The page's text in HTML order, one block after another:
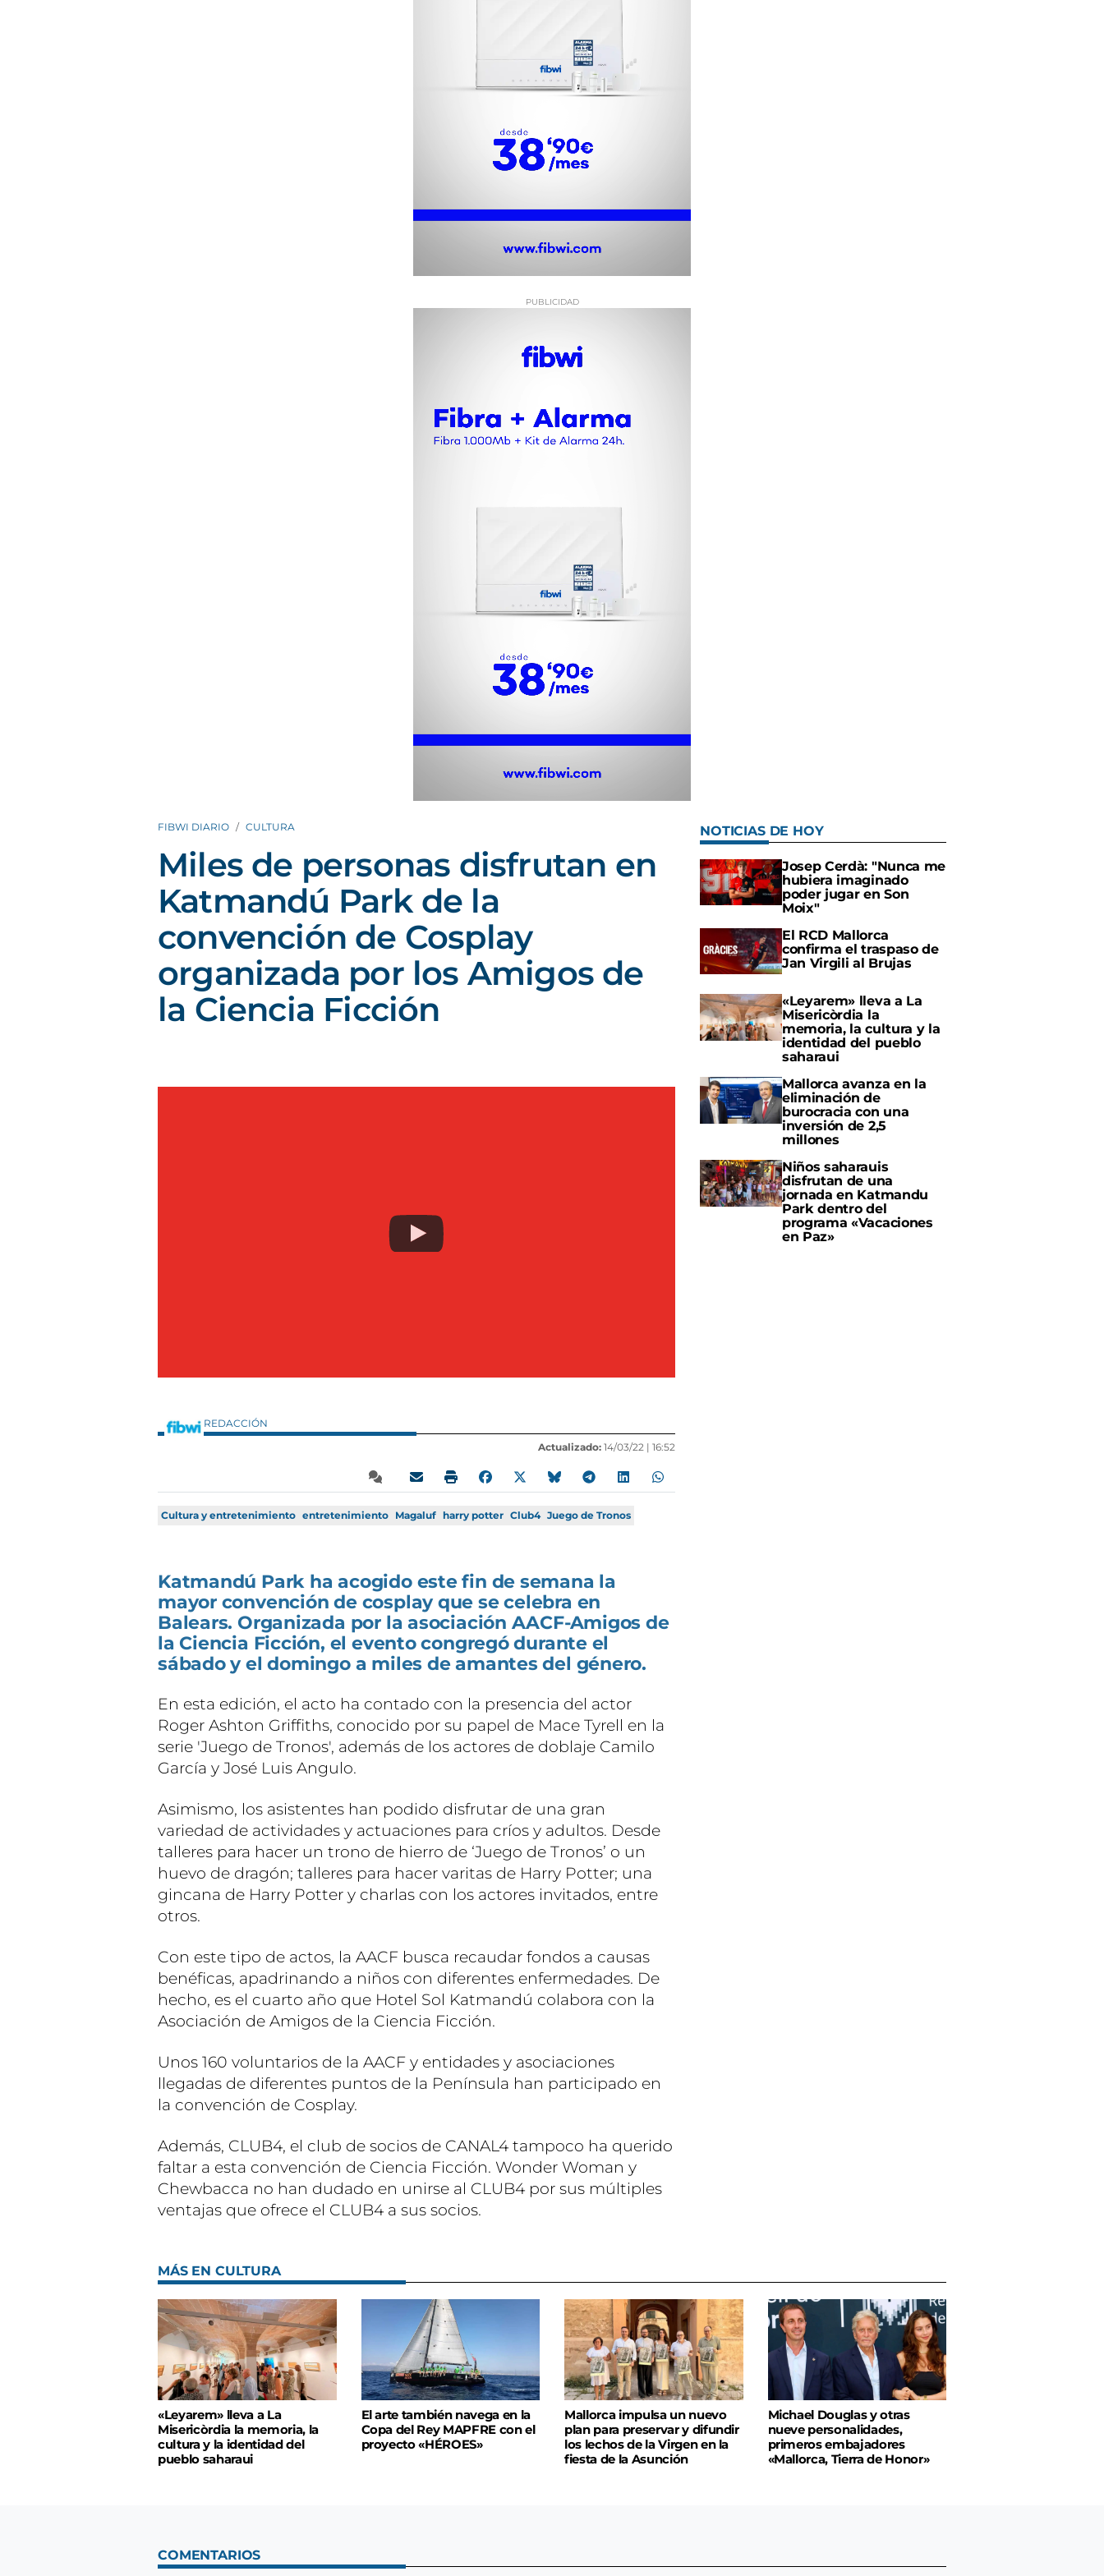
FIBWI DIARIO CULTURA
Miles de personas disfrutan en
Katmandú Park de la
convención de Cosplay
organizada por los Amigos de
la Ciencia Ficción
REDACCIÓN
Actualizado: 14/03/22 | 16:52
Cultura y entretenimiento entretenimiento Magaluf harry potter Club4 Juego de Tronos
Katmandú Park ha acogido este fin de semana la
mayor convención de cosplay que se celebra en
Balears. Organizada por la asociación AACF-Amigos de
la Ciencia Ficción, el evento congregó durante el
sábado y el domingo a miles de amantes del género.
En esta edición, el acto ha contado con la presencia del actor
Roger Ashton Griffiths, conocido por su papel de Mace Tyrell en la
serie 'Juego de Tronos', además de los actores de doblaje Camilo
García y José Luis Angulo.
Asimismo, los asistentes han podido disfrutar de una gran
variedad de actividades y actuaciones para críos y adultos. Desde
talleres para hacer un trono de hierro de ‘Juego de Tronos’ o un
huevo de dragón; talleres para hacer varitas de Harry Potter; una
gincana de Harry Potter y charlas con los actores invitados, entre
otros.
Con este tipo de actos, la AACF busca recaudar fondos a causas
benéficas, apadrinando a niños con diferentes enfermedades. De
hecho, es el cuarto año que Hotel Sol Katmandú colabora con la
Asociación de Amigos de la Ciencia Ficción.
Unos 160 voluntarios de la AACF y entidades y asociaciones
llegadas de diferentes puntos de la Península han participado en
la convención de Cosplay.
Además, CLUB4, el club de socios de CANAL4 tampoco ha querido
faltar a esta convención de Ciencia Ficción. Wonder Woman y
Chewbacca no han dudado en unirse al CLUB4 por sus múltiples
ventajas que ofrece el CLUB4 a sus socios.
NOTICIAS DE HOY
Josep Cerdà: "Nunca me
hubiera imaginado
poder jugar en Son
Moix"
El RCD Mallorca
confirma el traspaso de
Jan Virgili al Brujas
«Leyarem» lleva a La
Misericòrdia la
memoria, la cultura y la
identidad del pueblo
saharaui
Mallorca avanza en la
eliminación de
burocracia con una
inversión de 2,5
millones
Niños saharauis
disfrutan de una
jornada en Katmandu
Park dentro del
programa «Vacaciones
en Paz»
MÁS EN CULTURA
«Leyarem» lleva a La
Misericòrdia la memoria, la
cultura y la identidad del
pueblo saharaui
El arte también navega en la
Copa del Rey MAPFRE con el
proyecto «HÉROES»
Mallorca impulsa un nuevo
plan para preservar y difundir
los lechos de la Virgen en la
fiesta de la Asunción
Michael Douglas y otras
nueve personalidades,
primeros embajadores
«Mallorca, Tierra de Honor»
COMENTARIOS